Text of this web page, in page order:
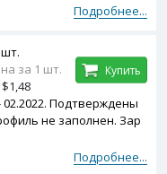
Подробнее...
Подтверждены
не заполнен. Зар
Подробнее...
за 1 шт.
Купить